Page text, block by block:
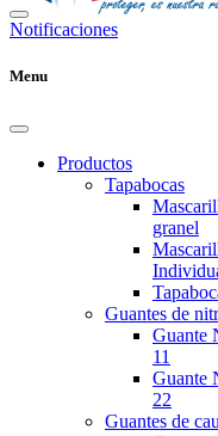
Notificaciones
Menu
Productos
Tapabocas
granel
Guantes de
Guante
11
Guante
22
Guantes de